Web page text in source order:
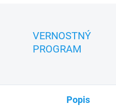
VERNOSTNÝ
PROGRAM
Popis